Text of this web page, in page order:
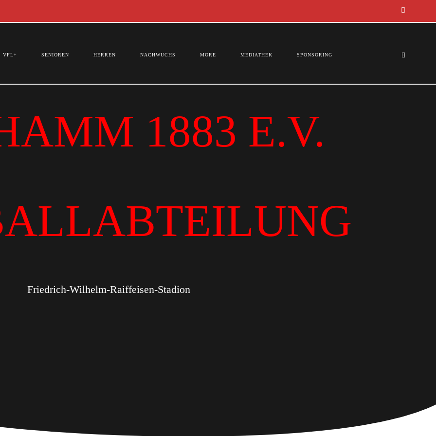
VFL+ SENIOREN HERREN NACHWUCHS MORE MEDIATHEK SPONSORING
1883 E.V.
Friedrich-Wilhelm-Raiffeisen-Stadion